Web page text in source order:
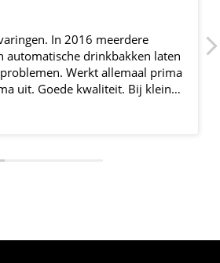
In 2016 meerdere
automatische drinkbakken laten
Werkt allemaal prima
uit. Goede kwaliteit. Bij kleine
voor goed advies terecht. Altijd